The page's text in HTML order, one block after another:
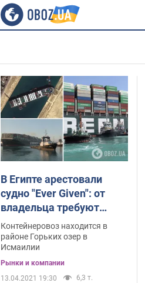
В Египте арестовали
судно "Ever Given": от
владельца требуют
почти $1 млрд
Контейнеровоз находится в
районе Горьких озер в
Исмаилии
Рынки и компании
13.04.2021 19:30
6,3 т.